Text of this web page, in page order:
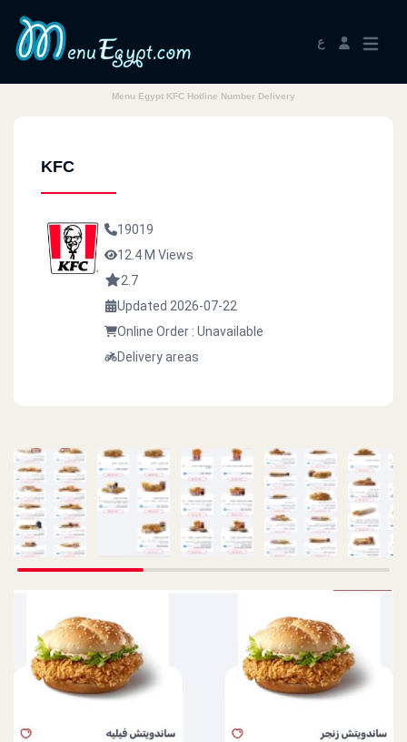
ع
Menu Egypt KFC Hotline Number Delivery
KFC
19019
12.4 M Views
2.7
Updated 2026-07-22
Online Order : Unavailable
Delivery areas